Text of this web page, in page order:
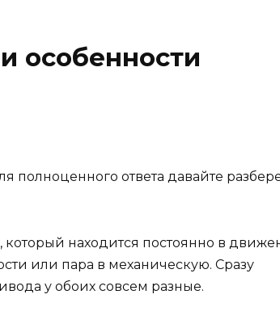
особенности
полноценного ответа давайте
который находится постоянно в
или пара в механическую. Сразу
у обоих совсем разные.